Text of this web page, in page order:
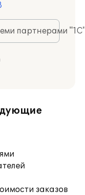
партнерами
заказов